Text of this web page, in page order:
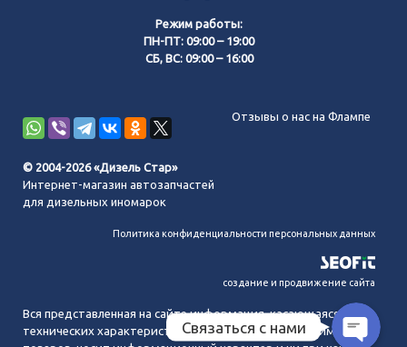
Режим работы:
ПН-ПТ: 09:00 – 19:00
СБ, ВС: 09:00 – 16:00
Отзывы о нас на Флампе
© 2004-2026 «Дизель Стар»
Интернет-магазин автозапчастей
для дизельных иномарок
Политика конфиденциальности персональных данных
создание и продвижение сайта
Вся представленная на сайте информация, касающаяся
технических характеристик, наличия на складе, стоимости
Связаться с нами